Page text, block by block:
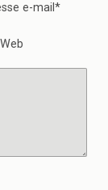
e-mail*